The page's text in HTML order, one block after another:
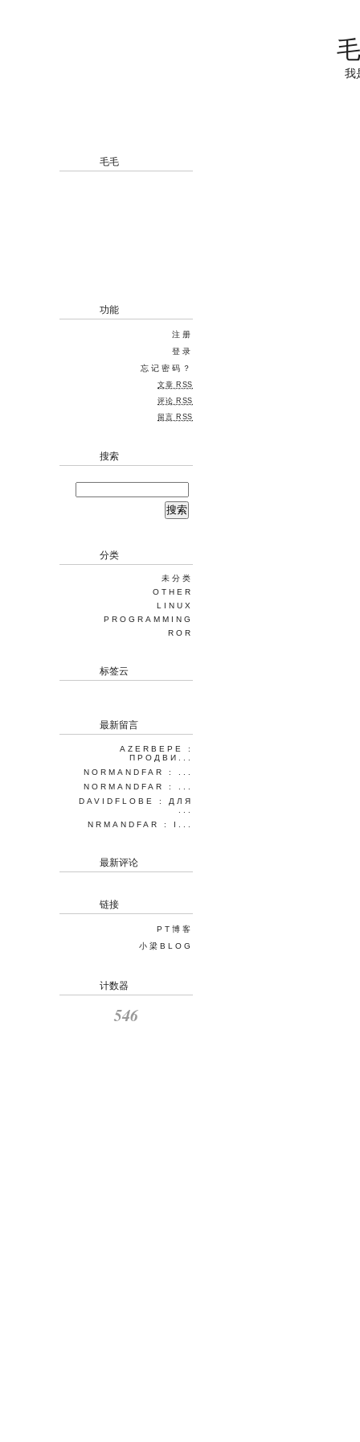
我
毛毛
功能
注册
登录
忘记密码？
文章 RSS
评论 RSS
留言 RSS
搜索
分类
未分类
OTHER
LINUX
PROGRAMMING
ROR
标签云
最新留言
AZERBEPE :
ПРОДВИ...
NORMANDFAR : ...
NORMANDFAR : ...
DAVIDFLOBE : ДЛЯ
NRMANDFAR : I...
最新评论
链接
PT博客
小梁BLOG
计数器
546